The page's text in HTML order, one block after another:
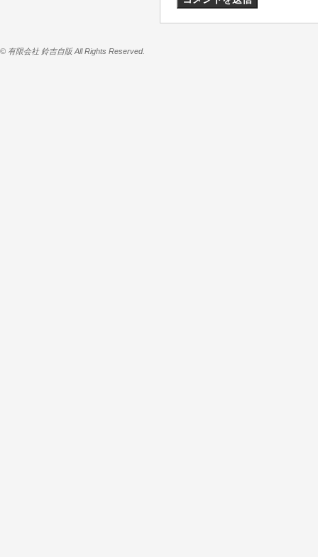
© 有限会社 鈴吉自販 All Rights Reserved.